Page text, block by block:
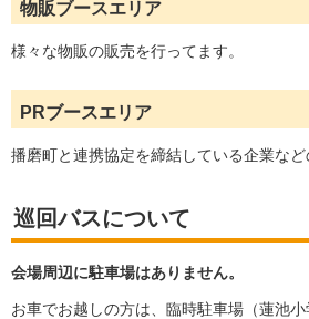
物販ブースエリア
様々な物販の販売を行ってます。
PRブースエリア
播磨町と連携協定を締結している企業など
巡回バスについて
会場周辺に駐車場はありません。
お車でお越しの方は、臨時駐車場（蓮池